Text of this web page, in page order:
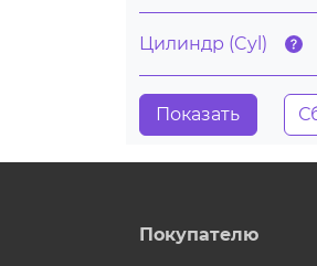
Цилиндр (Cyl)
Покупателю